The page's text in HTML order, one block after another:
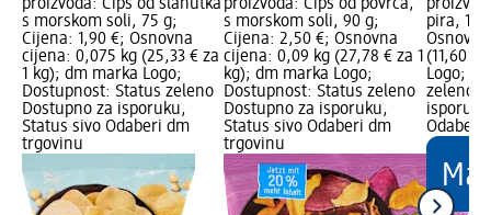
proizvoda: Čips od slanutka
s morskom soli, 75 g;
Cijena: 1,90 €; Osnovna
cijena: 0,075 kg (25,33 € za
1 kg); dm marka Logo;
Dostupnost: Status zeleno
Dostupno za isporuku,
Status sivo Odaberi dm
trgovinu
proizvoda: Čips od povrća,
s morskom soli, 90 g;
Cijena: 2,50 €; Osnovna
cijena: 0,09 kg (27,78 € za 1
kg); dm marka Logo;
Dostupnost: Status zeleno
Dostupno za isporuku,
Status sivo Odaberi dm
trgovinu
pira,
(11,60 €
Logo;
zeleno
Odaberi